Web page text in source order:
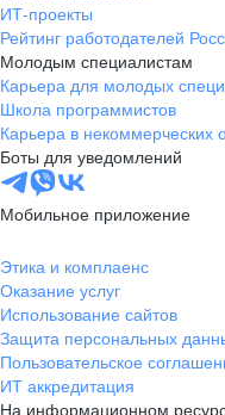
ИТ-проекты
Рейтинг работодателей
Молодым специалистам
Карьера для молодых
Школа программистов
Карьера в некоммерческих
Боты для уведомлений
Мобильное приложение
Этика и комплаенс
Оказание услуг
Использование сайтов
Защита персональных
Пользовательское
ИТ аккредитация
На информационном